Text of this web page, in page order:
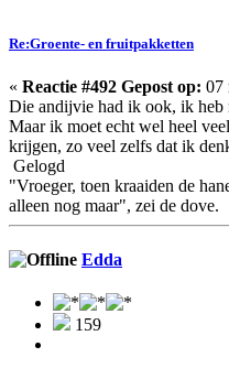
Re:Groente- en fruitpakketten
« Reactie #492 Gepost op: 07
Die andijvie had ik ook, ik heb
Maar ik moet echt wel heel
krijgen, zo veel zelfs dat ik
Gelogd
"Vroeger, toen kraaiden de
alleen nog maar", zei de dove.
Edda
159